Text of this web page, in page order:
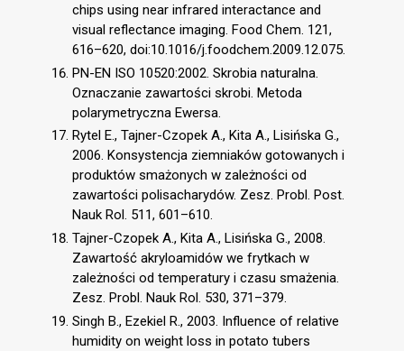
chips using near infrared interactance and
visual reflectance imaging. Food Chem. 121,
616–620, doi:10.1016/j.foodchem.2009.12.075.
PN-EN ISO 10520:2002. Skrobia naturalna.
Oznaczanie zawartości skrobi. Metoda
polarymetryczna Ewersa.
Rytel E., Tajner-Czopek A., Kita A., Lisińska G.,
2006. Konsystencja ziemniaków gotowanych i
produktów smażonych w zależności od
zawartości polisacharydów. Zesz. Probl. Post.
Nauk Rol. 511, 601–610.
Tajner-Czopek A., Kita A., Lisińska G., 2008.
Zawartość akryloamidów we frytkach w
zależności od temperatury i czasu smażenia.
Zesz. Probl. Nauk Rol. 530, 371–379.
Singh B., Ezekiel R., 2003. Influence of relative
humidity on weight loss in potato tubers